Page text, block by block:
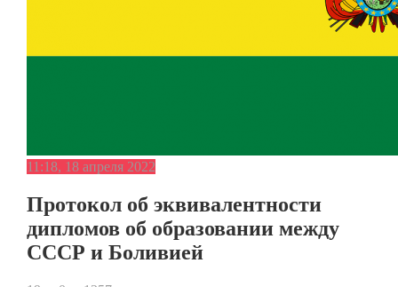
11:18, 18 апреля 2022
Протокол об эквивалентности
дипломов об образовании между
СССР и Боливией